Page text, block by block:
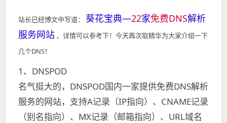
站长已经博文中写道： 葵花宝典—22家免费DNS解析
服务网站 ，详情可以参考下！今天再次取精华为大家介绍一下
几个DNS！
1、 DNSPOD
名气挺大的，DNSPOD国内一家提供免费DNS解析
服务的网站，支持A记录（IP指向）、CNAME记录
（别名指向）、MX记录（邮箱指向）、URL域名